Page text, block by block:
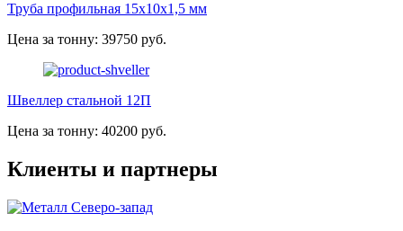
Труба профильная 15х10х1,5 мм
Цена за тонну: 39750 руб.
Швеллер стальной 12П
Цена за тонну: 40200 руб.
Клиенты и партнеры